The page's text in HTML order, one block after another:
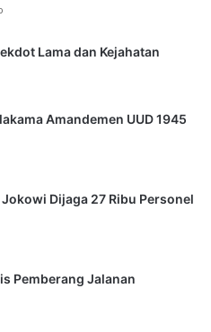
Lama dan Kejahatan
Amandemen UUD 1945
Dijaga 27 Ribu Personel
Pemberang Jalanan